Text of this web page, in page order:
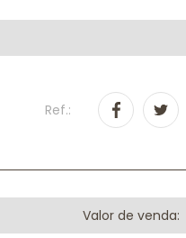
Ref.:
Valor de venda: